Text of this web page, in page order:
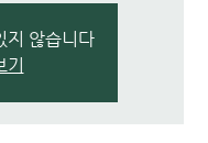
지 않습니다